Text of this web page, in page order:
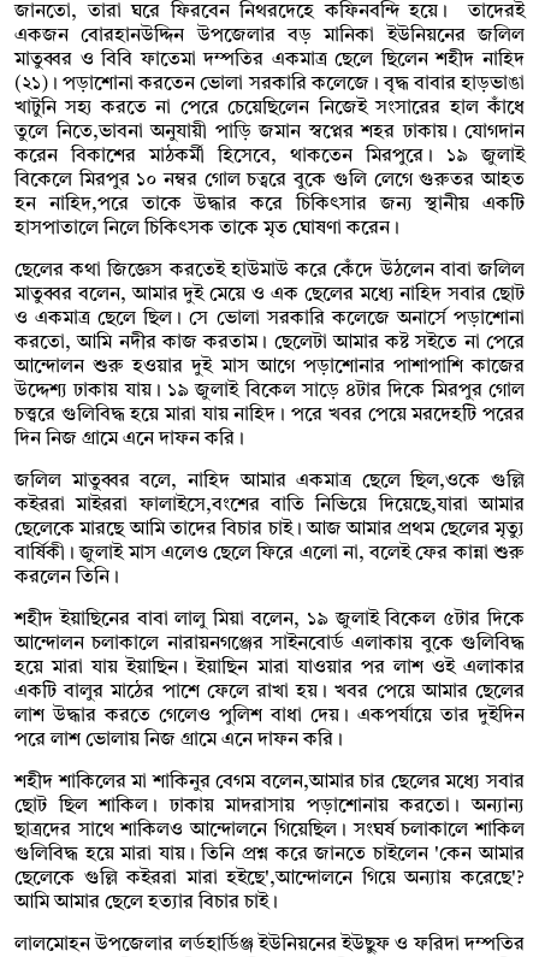
জানতো, তারা ঘরে ফিরবেন নিথরদেহে কফিনবন্দি হয়ে। তাদেরই
একজন বোরহানউদ্দিন উপজেলার বড় মানিকা ইউনিয়নের জলিল
মাতুব্বর ও বিবি ফাতেমা দম্পতির একমাত্র ছেলে ছিলেন শহীদ নাহিদ
(২১)। পড়াশোনা করতেন ভোলা সরকারি কলেজে। বৃদ্ধ বাবার হাড়ভাঙা
খাটুনি সহ্য করতে না পেরে চেয়েছিলেন নিজেই সংসারের হাল কাঁধে
তুলে নিতে,ভাবনা অনুযায়ী পাড়ি জমান স্বপ্নের শহর ঢাকায়। যোগদান
করেন বিকাশের মাঠকর্মী হিসেবে, থাকতেন মিরপুরে। ১৯ জুলাই
বিকেলে মিরপুর ১০ নম্বর গোল চত্বরে বুকে গুলি লেগে গুরুতর আহত
হন নাহিদ,পরে তাকে উদ্ধার করে চিকিৎসার জন্য স্থানীয় একটি
হাসপাতালে নিলে চিকিৎসক তাকে মৃত ঘোষণা করেন।
ছেলের কথা জিজ্ঞেস করতেই হাউমাউ করে কেঁদে উঠলেন বাবা জলিল
মাতুব্বর বলেন, আমার দুই মেয়ে ও এক ছেলের মধ্যে নাহিদ সবার ছোট
ও একমাত্র ছেলে ছিল। সে ভোলা সরকারি কলেজে অনার্সে পড়াশোনা
করতো, আমি নদীর কাজ করতাম। ছেলেটা আমার কষ্ট সইতে না পেরে
আন্দোলন শুরু হওয়ার দুই মাস আগে পড়াশোনার পাশাপাশি কাজের
উদ্দেশ্য ঢাকায় যায়। ১৯ জুলাই বিকেল সাড়ে ৪টার দিকে মিরপুর গোল
চত্ত্বরে গুলিবিদ্ধ হয়ে মারা যায় নাহিদ। পরে খবর পেয়ে মরদেহটি পরের
দিন নিজ গ্রামে এনে দাফন করি।
জলিল মাতুব্বর বলে, নাহিদ আমার একমাত্র ছেলে ছিল,ওকে গুল্লি
কইররা মাইররা ফালাইসে,বংশের বাতি নিভিয়ে দিয়েছে,যারা আমার
ছেলেকে মারছে আমি তাদের বিচার চাই। আজ আমার প্রথম ছেলের মৃত্যু
বার্ষিকী। জুলাই মাস এলেও ছেলে ফিরে এলো না, বলেই ফের কান্না শুরু
করলেন তিনি।
শহীদ ইয়াছিনের বাবা লালু মিয়া বলেন, ১৯ জুলাই বিকেল ৫টার দিকে
আন্দোলন চলাকালে নারায়নগঞ্জের সাইনবোর্ড এলাকায় বুকে গুলিবিদ্ধ
হয়ে মারা যায় ইয়াছিন। ইয়াছিন মারা যাওয়ার পর লাশ ওই এলাকার
একটি বালুর মাঠের পাশে ফেলে রাখা হয়। খবর পেয়ে আমার ছেলের
লাশ উদ্ধার করতে গেলেও পুলিশ বাধা দেয়। একপর্যায়ে তার দুইদিন
পরে লাশ ভোলায় নিজ গ্রামে এনে দাফন করি।
শহীদ শাকিলের মা শাকিনুর বেগম বলেন,আমার চার ছেলের মধ্যে সবার
ছোট ছিল শাকিল। ঢাকায় মাদরাসায় পড়াশোনায় করতো। অন্যান্য
ছাত্রদের সাথে শাকিলও আন্দোলনে গিয়েছিল। সংঘর্ষ চলাকালে শাকিল
গুলিবিদ্ধ হয়ে মারা যায়। তিনি প্রশ্ন করে জানতে চাইলেন 'কেন আমার
ছেলেকে গুল্লি কইররা মারা হইছে',আন্দোলনে গিয়ে অন্যায় করেছে'?
আমি আমার ছেলে হত্যার বিচার চাই।
লালমোহন উপজেলার লর্ডহার্ডিঞ্জ ইউনিয়নের ইউছুফ ও ফরিদা দম্পতির